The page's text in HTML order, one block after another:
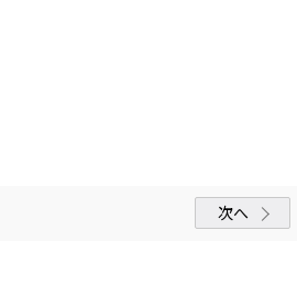
次へ